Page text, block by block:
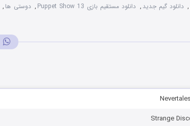
, دانلود گیم جدید , دانلود مستقیم بازی Puppet Show 13 , دوستی ها ,